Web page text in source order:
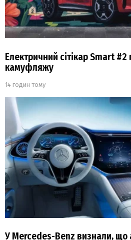
Електричний сітікар Smart
камуфляжу
14 годин тому
У Mercedes-Benz визнали,